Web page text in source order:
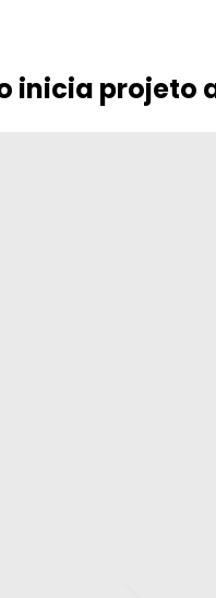
inicia projeto